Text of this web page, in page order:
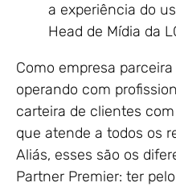
a experiência do
Head de Mídia da
Como empresa
operando com
carteira de clientes
que atende a todos os
Aliás, esses são os
Partner Premier: ter